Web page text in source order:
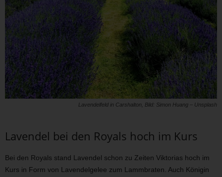
Lavendelfeld in Carshalton, Bild: Simon Huang – Unsplash
Lavendel bei den Royals hoch im Kurs
Bei den Royals stand Lavendel schon zu Zeiten Viktorias hoch im
Kurs in Form von Lavendelgelee zum Lammbraten. Auch Königin